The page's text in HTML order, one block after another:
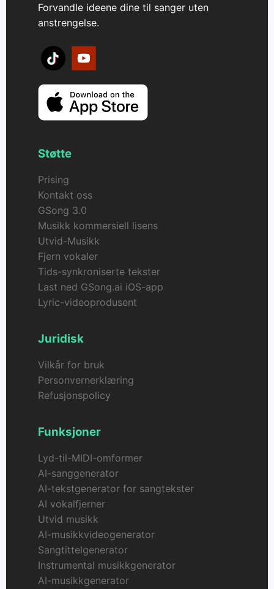
Forvandle ideene dine til sanger uten
anstrengelse.
Støtte
Prising
Kontakt oss
GSong 3.0
Musikk kommersiell lisens
Utvid-Musikk
Fjern vokaler
Tids-synkroniserte tekster
Last ned GSong.ai iOS-app
Lyric-videoprodusent
Juridisk
Vilkår for bruk
Personvernerklæring
Refusjonspolicy
Funksjoner
Lyd-til-MIDI-omformer
AI-sanggenerator
AI-tekstgenerator for sangtekster
AI vokalfjerner
Utvid musikk
AI-musikkvideogenerator
Sangtittelgenerator
Instrumental musikkgenerator
AI-musikkgenerator